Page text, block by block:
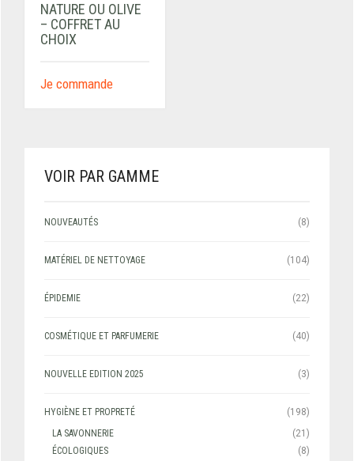
NATURE OU OLIVE
– COFFRET AU
CHOIX
Je commande
VOIR PAR GAMME
NOUVEAUTÉS (8)
MATÉRIEL DE NETTOYAGE (104)
ÉPIDEMIE (22)
COSMÉTIQUE ET PARFUMERIE (40)
NOUVELLE EDITION 2025 (3)
HYGIÈNE ET PROPRETÉ
(198)
LA SAVONNERIE
(21)
ÉCOLOGIQUES
(8)